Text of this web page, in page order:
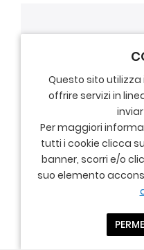
Questo sito utilizza
offrire servizi in
Per maggiori
tutti i cookie clicca
banner, scorri e/o
suo elemento